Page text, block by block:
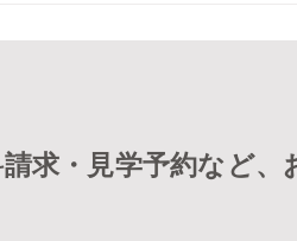
求・見学予約など、